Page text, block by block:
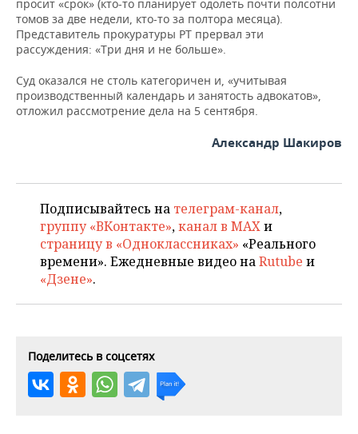
просит «срок» (кто-то планирует одолеть почти полсотни
томов за две недели, кто-то за полтора месяца).
Представитель прокуратуры РТ прервал эти
рассуждения: «Три дня и не больше».
Суд оказался не столь категоричен и, «учитывая
производственный календарь и занятость адвокатов»,
отложил рассмотрение дела на 5 сентября.
Александр Шакиров
Подписывайтесь на телеграм-канал,
группу «ВКонтакте»,канал в MAXи
страницу в «Одноклассниках» «Реального
времени». Ежедневные видео наRutube и
«Дзене».
Поделитесь в соцсетях